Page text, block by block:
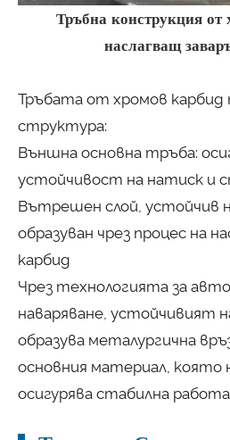
Тръбна конструкция от
наслагващ
Тръбата от хромов карбид
структура:
Външна основна тръба:
устойчивост на натиск и
Вътрешен слой, устойчив
образуван чрез процес на
карбид
Чрез технологията за
наваряване, устойчивият
образува металургична
основния материал, която
осигурява стабилна